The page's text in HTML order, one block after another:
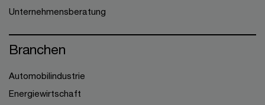
Unternehmensberatung
Branchen
Automobilindustrie
Energiewirtschaft